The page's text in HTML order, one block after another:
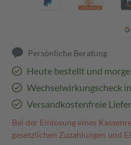
Persönliche Beratung
Heute bestellt und
Wechselwirkungscheck
Versandkostenfreie
Bei der Einlösung eines
gesetzlichen Zuzahlungen und